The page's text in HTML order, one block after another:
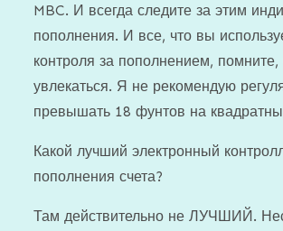
MBC. И всегда следите за этим
пополнения. И все, что вы
контроля за пополнением,
увлекаться. Я не рекомендую
превышать 18 фунтов на
Какой лучший электронный
пополнения счета?
Там действительно не ЛУЧШИЙ.